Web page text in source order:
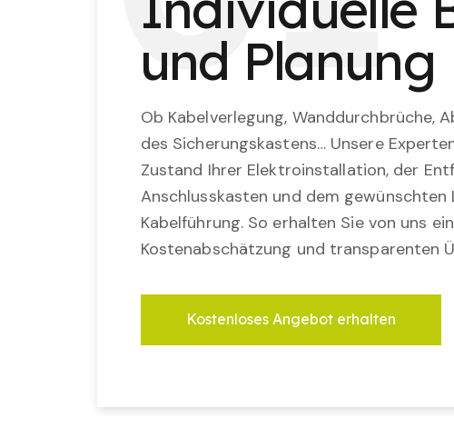
und Planung
Ob Kabelverlegung, Wanddurchbrüche,
des Sicherungskastens… Unsere
Zustand Ihrer Elektroinstallation, der
Anschlusskasten und dem
Kabelführung. So erhalten Sie von uns
Kostenabschätzung und transparenten
Kostenloses Angebot erhalten